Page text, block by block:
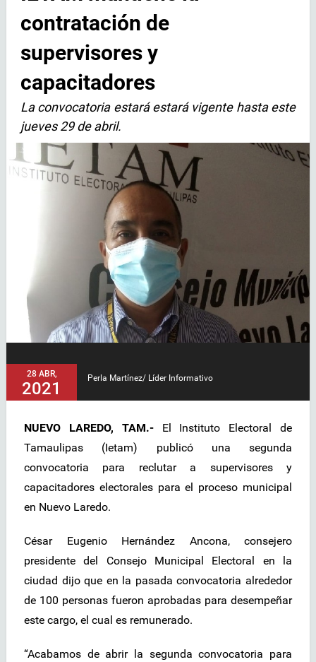
contratación de
supervisores y
capacitadores
La convocatoria estará estará vigente hasta este
jueves 29 de abril.
28 ABR,
2021
Perla Martínez/ Líder Informativo
NUEVO LAREDO, TAM.-El Instituto Electoral de
Tamaulipas (Ietam) publicó una segunda
convocatoria para reclutar a supervisores y
capacitadores electorales para el proceso municipal
en Nuevo Laredo.
César Eugenio Hernández Ancona, consejero
presidente del Consejo Municipal Electoral en la
ciudad dijo que en la pasada convocatoria alrededor
de 100 personas fueron aprobadas para desempeñar
este cargo, el cual es remunerado.
“Acabamos de abrir la segunda convocatoria para